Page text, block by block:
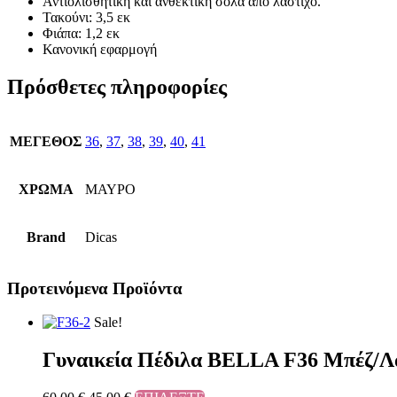
Τακούνι: 3,5 εκ
Φιάπα: 1,2 εκ
Κανονική εφαρμογή
Πρόσθετες πληροφορίες
ΜΕΓΕΘΟΣ 36, 37, 38, 39, 40, 41
ΧΡΩΜΑ ΜΑΥΡΟ
Brand Dicas
Προτεινόμενα Προϊόντα
Sale!
Γυναικεία Πέδιλα BELLA F36 Μπέζ/